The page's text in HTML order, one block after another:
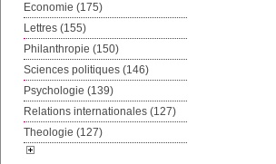
Economie (175)
Lettres (155)
Philanthropie (150)
Sciences politiques (146)
Psychologie (139)
Relations internationales (127)
Theologie (127)